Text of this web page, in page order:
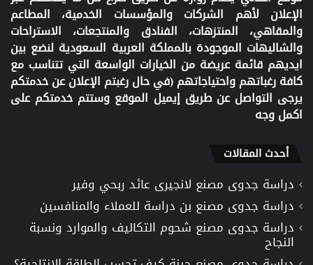
الإعلان لأهم الشركات والمؤسسات الخدمية، المطاعم
والمقاهي، المنتزهات، الفنادق والمنتجعات، الاستراحات
والشاليهات الموجودة بالمملكة العربية السعودية لنضع بين
ايديهم قائمة عريضة من الخيارات الواسعة التي تتناسب مع
كافة رغباتهم واحتياجاتهم (في حال رغبتم الإعلان عن خدمتكم
يرجى التواصل عن طريق إيميل الموقع وستتم خدمتكم على
اكمل وجه
أحدث المقالات
دراسة جدوى مصنع لانجيرى عائد ربحي وفير
دراسة جدوى مصنع بن دراسة للعملاء والمنافسين
دراسة جدوى مصنع شحوم التكاليف والموارد ونسبة
النجاح